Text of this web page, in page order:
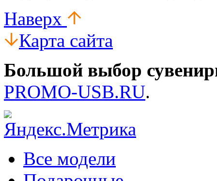
Наверх
Карта сайта
Большой выбор
PROMO-USB.RU.
Все модели